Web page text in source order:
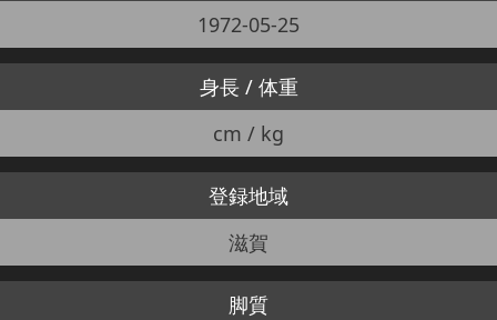
1972-05-25
身長 / 体重
cm / kg
登録地域
滋賀
脚質